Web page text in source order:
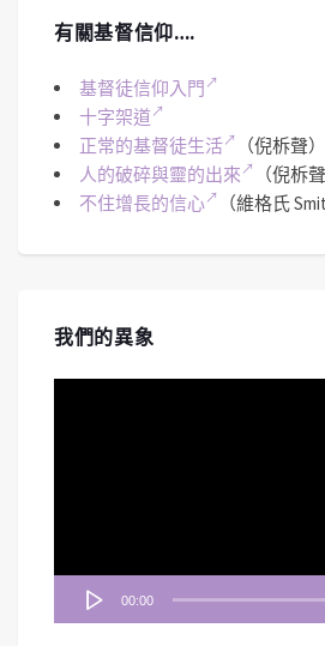
有關基督信仰….
基督徒信仰入門
十字架道
正常的基督徒生活
（倪柝聲）
人的破碎與靈的出來
（倪柝聲
不住增長的信心
（維格氏
我們的異象
00:00